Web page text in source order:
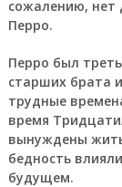
сожалению, нет
Перро.
Перро был
старших брата
трудные
время
вынуждены
бедность
будущем.